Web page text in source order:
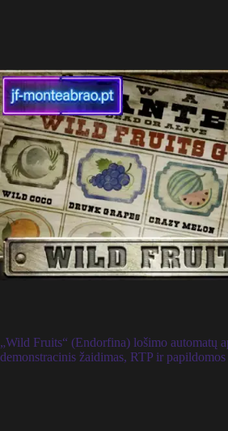
„Wild Fruits“ (Endorfina) lošimo automatų
demonstracinis žaidimas, RTP ir